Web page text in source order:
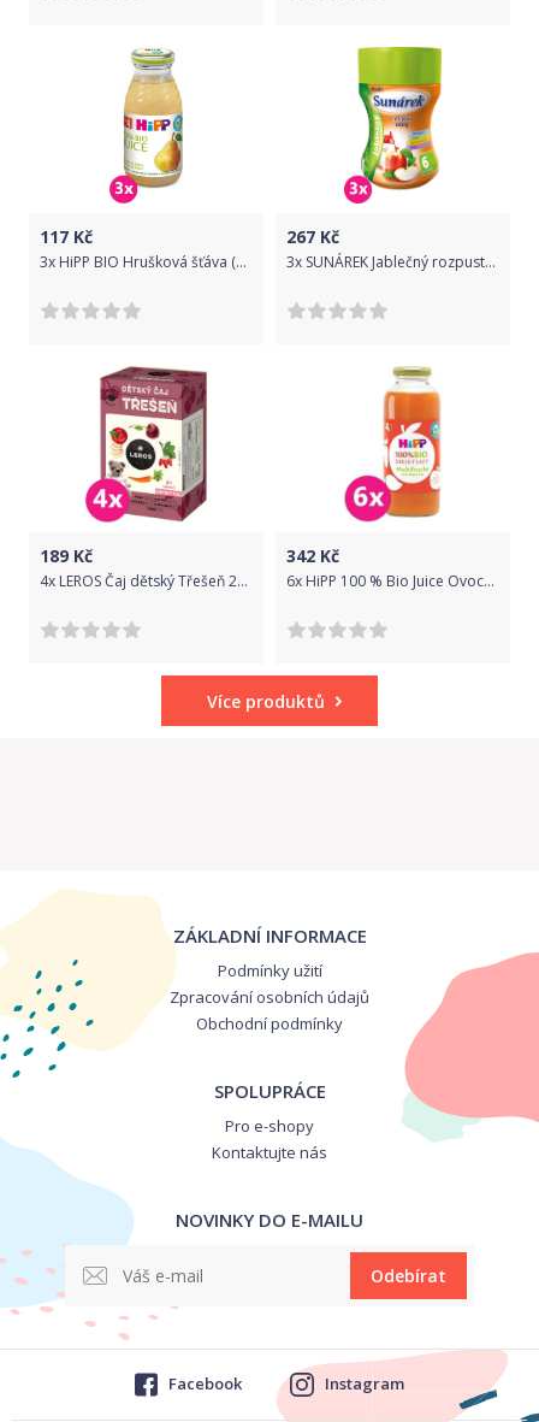
117 Kč
3x HiPP BIO Hrušková šťáva (200 ml)
267 Kč
3x SUNÁREK Jablečný rozpustný nápoj - dóza (200 g)
189 Kč
4x LEROS Čaj dětský Třešeň 20x2,0g
342 Kč
6x HiPP 100 % Bio Juice Ovocná šťáva s karotkou
Více produktů
ZÁKLADNÍ INFORMACE
Podmínky užití
Zpracování osobních údajů
Obchodní podmínky
SPOLUPRÁCE
Pro e-shopy
Kontaktujte nás
NOVINKY DO E-MAILU
Odebírat
Facebook Instagram